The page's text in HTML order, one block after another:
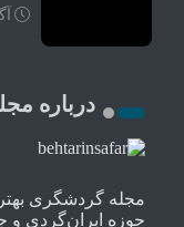
درباره
مجله گردشگری
حوزه ایران‌گردی و